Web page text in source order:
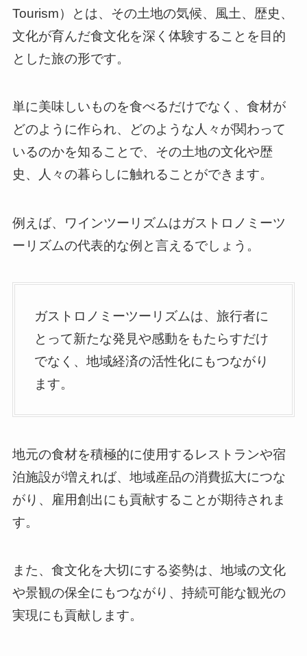
Tourism）とは、その土地の気候、風土、歴史、
文化が育んだ食文化を深く体験することを目的
とした旅の形です。
単に美味しいものを食べるだけでなく、食材が
どのように作られ、どのような人々が関わって
いるのかを知ることで、その土地の文化や歴
史、人々の暮らしに触れることができます。
例えば、ワインツーリズムはガストロノミーツ
ーリズムの代表的な例と言えるでしょう。
ガストロノミーツーリズムは、旅行者に
とって新たな発見や感動をもたらすだけ
でなく、地域経済の活性化にもつながり
ます。
地元の食材を積極的に使用するレストランや宿
泊施設が増えれば、地域産品の消費拡大につな
がり、雇用創出にも貢献することが期待されま
す。
また、食文化を大切にする姿勢は、地域の文化
や景観の保全にもつながり、持続可能な観光の
実現にも貢献します。